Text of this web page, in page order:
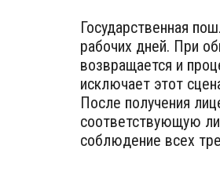
Государственная
рабочих дней. При
возвращается и
исключает этот
После получения
соответствующую
соблюдение всех